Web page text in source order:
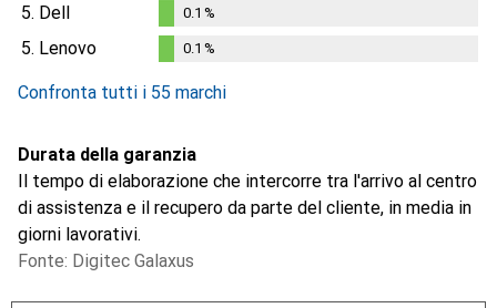
5. Dell
%
0.1 %
5. Lenovo 0.1 %
Confronta tutti i 55 marchi
Durata della garanzia
Il tempo di elaborazione che intercorre tra l'arrivo al centro
di assistenza e il recupero da parte del cliente, in media in
giorni lavorativi.
Fonte: Digitec Galaxus